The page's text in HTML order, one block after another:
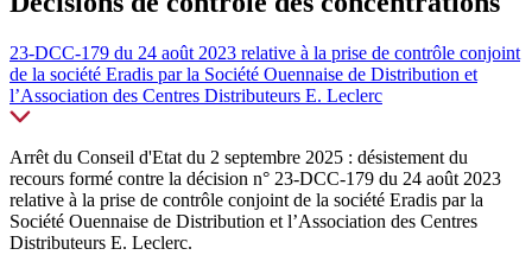
23-DCC-179 du 24 août 2023 relative à la prise de contrôle conjoint
de la société Eradis par la Société Ouennaise de Distribution et
l’Association des Centres Distributeurs E. Leclerc
Arrêt du Conseil d'Etat du 2 septembre 2025 : désistement du
recours formé contre la décision n° 23-DCC-179 du 24 août 2023
relative à la prise de contrôle conjoint de la société Eradis par la
Société Ouennaise de Distribution et l’Association des Centres
Distributeurs E. Leclerc.